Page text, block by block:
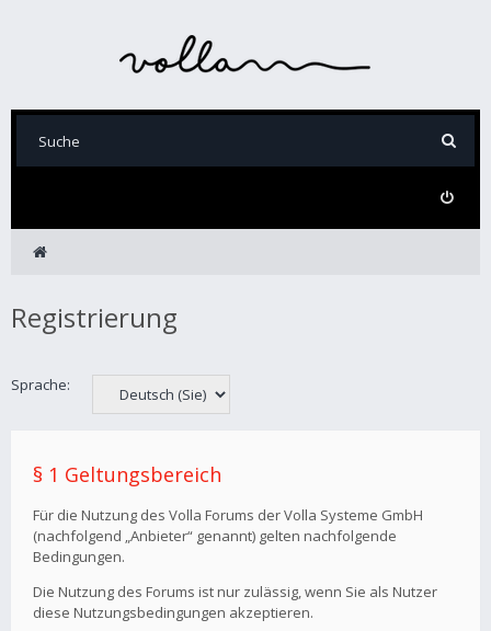
Registrierung
Sprache:
§ 1 Geltungsbereich
Für die Nutzung des Volla Forums der Volla Systeme GmbH
(nachfolgend „Anbieter“ genannt) gelten nachfolgende
Bedingungen.
Die Nutzung des Forums ist nur zulässig, wenn Sie als Nutzer
diese Nutzungsbedingungen akzeptieren.